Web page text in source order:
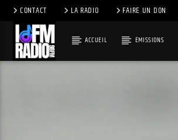
CONTACT LA RADIO FAIRE UN DON
ACCUEIL ÉMISSIONS